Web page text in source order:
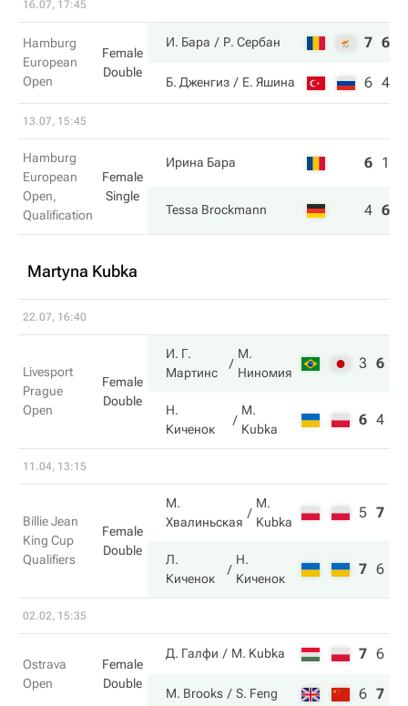
16.07, 17:45
Hamburg
European
Open
Female
Double
И. Бара Р. Сербан 7 6
Б. Дженгиз Е. Яшина 6 4
13.07, 15:45
Hamburg
European
Open,
Qualification
Female
Single
Ирина Бара 6 1
Tessa Brockmann 4 6
Martyna Kubka
22.07, 16:40
Livesport
Prague
Open
Female
Double
И. Г.
Мартинс
М.
Ниномия
3 6
Н.
Киченок
M.
Kubka
6 4
11.04, 13:15
Billie Jean
King Cup
Qualifiers
Female
Double
М.
Хвалиньская
M.
Kubka
5 7
Л.
Киченок
Н.
Киченок
7 6
02.02, 15:35
Ostrava
Open
Female
Double
Д. Галфи M. Kubka 7 6
M. Brooks S. Feng 6 7